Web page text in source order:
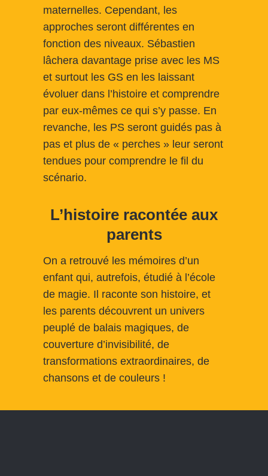
maternelles. Cependant, les
approches seront différentes en
fonction des niveaux. Sébastien
lâchera davantage prise avec les MS
et surtout les GS en les laissant
évoluer dans l’histoire et comprendre
par eux-mêmes ce qui s’y passe. En
revanche, les PS seront guidés pas à
pas et plus de « perches » leur seront
tendues pour comprendre le fil du
scénario.
L’histoire racontée aux
parents
On a retrouvé les mémoires d’un
enfant qui, autrefois, étudié à l’école
de magie. Il raconte son histoire, et
les parents découvrent un univers
peuplé de balais magiques, de
couverture d’invisibilité, de
transformations extraordinaires, de
chansons et de couleurs !